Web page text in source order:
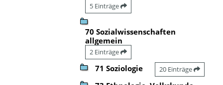
5 Einträge
70 Sozialwissenschaften
allgemein
2 Einträge
71 Soziologie 20 Einträge